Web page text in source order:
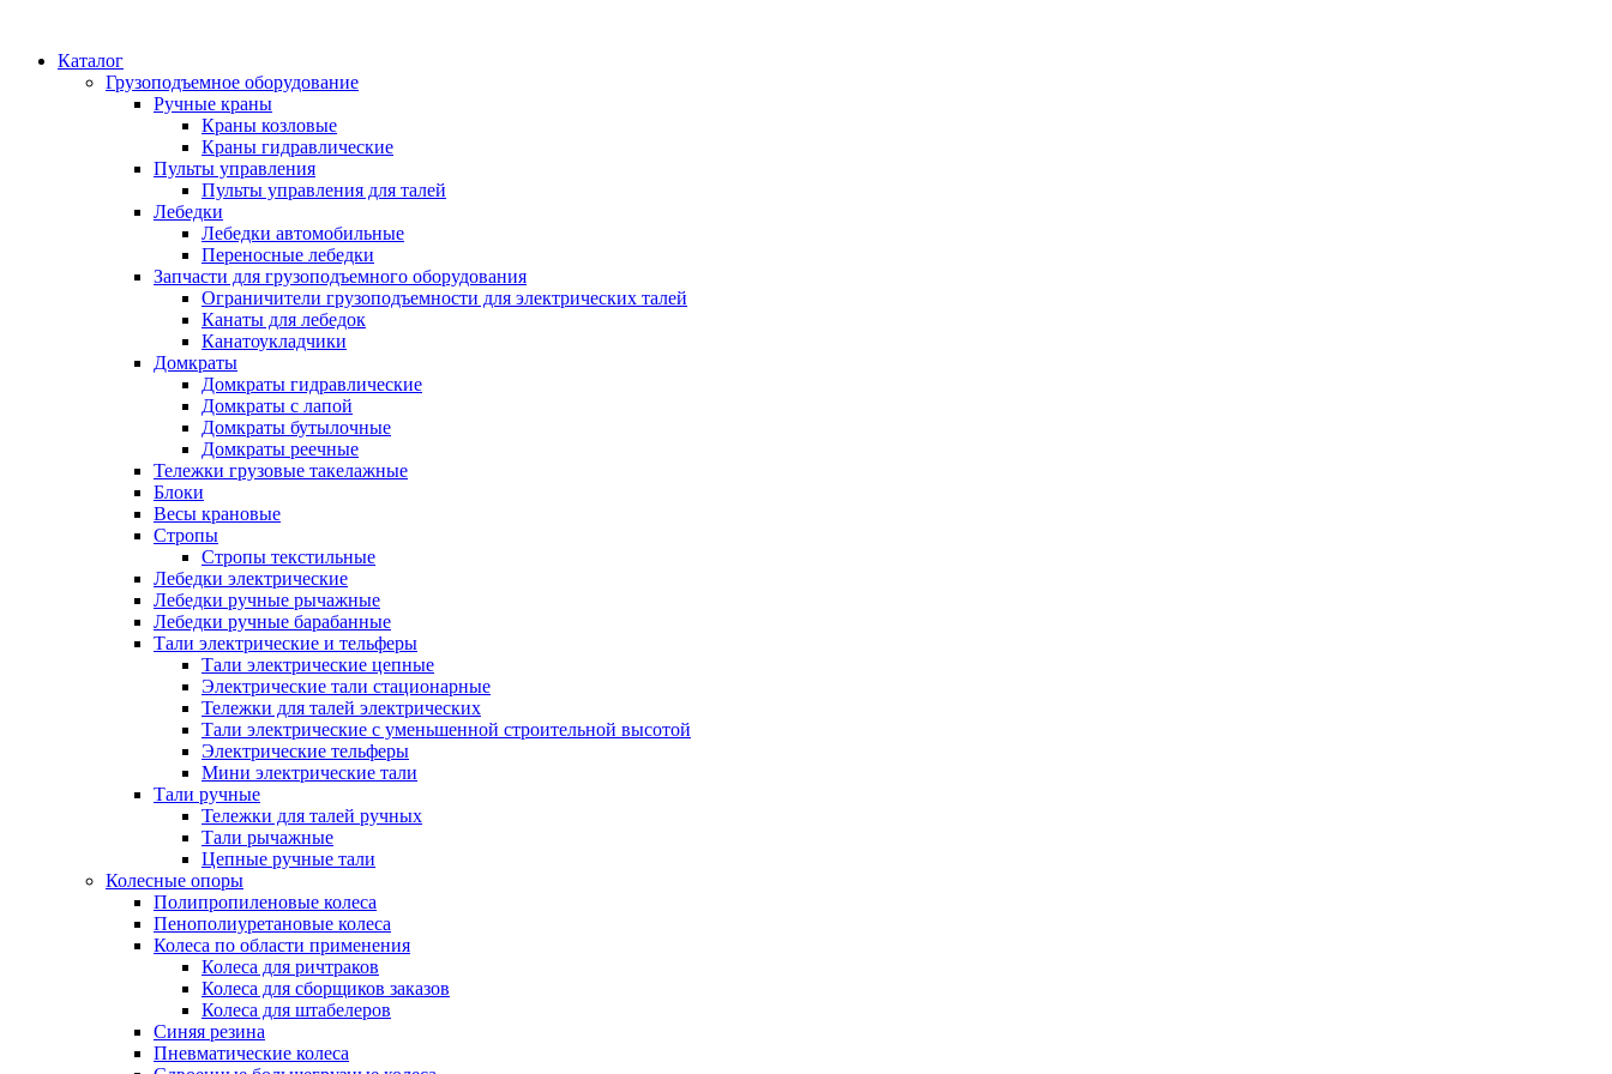
Каталог
Грузоподъемное оборудование
Ручные краны
Краны козловые
Краны гидравлические
Пульты управления
Пульты управления для талей
Лебедки
Лебедки автомобильные
Переносные лебедки
Запчасти для грузоподъемного оборудования
Ограничители грузоподъемности для электрических талей
Канаты для лебедок
Канатоукладчики
Домкраты
Домкраты гидравлические
Домкраты с лапой
Домкраты бутылочные
Домкраты реечные
Тележки грузовые такелажные
Блоки
Весы крановые
Стропы
Стропы текстильные
Лебедки электрические
Лебедки ручные рычажные
Лебедки ручные барабанные
Тали электрические и тельферы
Тали электрические цепные
Электрические тали стационарные
Тележки для талей электрических
Тали электрические с уменьшенной строительной высотой
Электрические тельферы
Мини электрические тали
Тали ручные
Тележки для талей ручных
Тали рычажные
Цепные ручные тали
Колесные опоры
Полипропиленовые колеса
Пенополиуретановые колеса
Колеса по области применения
Колеса для ричтраков
Колеса для сборщиков заказов
Колеса для штабелеров
Синяя резина
Пневматические колеса